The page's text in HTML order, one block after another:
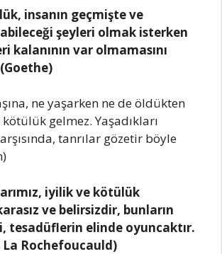
insanın geçmişte ve
şeyleri olmak isterken
kalanının var olmamasını
ne yaşarken ne de öldükten
gelmez. Yaşadıkları
tanrılar gözetir böyle
iyilik ve kötülük
ve belirsizdir, bunların
tesadüflerin elinde oyuncaktır.
La Rochefoucauld)